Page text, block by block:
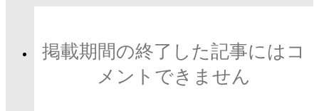
掲載期間の終了した記事にはコ
メントできません